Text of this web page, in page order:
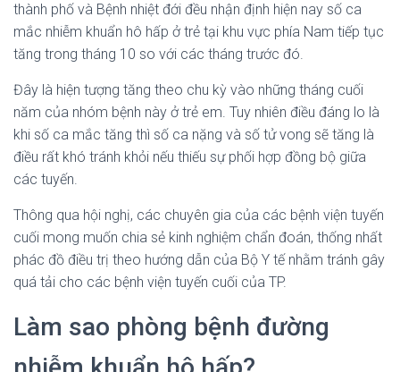
thành phố và Bệnh nhiệt đới đều nhận định hiện nay số ca
mắc nhiễm khuẩn hô hấp ở trẻ tại khu vực phía Nam tiếp tục
tăng trong tháng 10 so với các tháng trước đó.
Đây là hiện tượng tăng theo chu kỳ vào những tháng cuối
năm của nhóm bệnh này ở trẻ em. Tuy nhiên điều đáng lo là
khi số ca mắc tăng thì số ca nặng và số tử vong sẽ tăng là
điều rất khó tránh khỏi nếu thiếu sự phối hợp đồng bộ giữa
các tuyến.
Thông qua hội nghị, các chuyên gia của các bệnh viện tuyến
cuối mong muốn chia sẻ kinh nghiệm chẩn đoán, thống nhất
phác đồ điều trị theo hướng dẫn của Bộ Y tế nhằm tránh gây
quá tải cho các bệnh viện tuyến cuối của TP.
Làm sao phòng bệnh đường